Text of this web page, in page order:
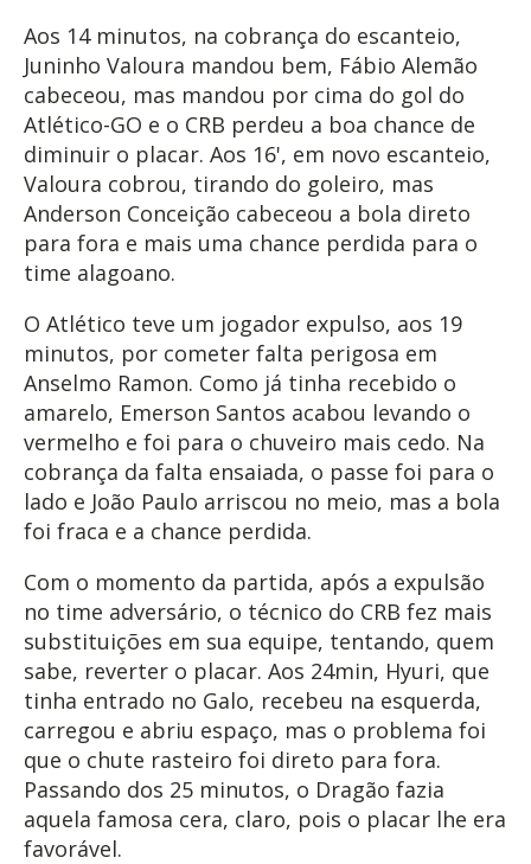
Aos 14 minutos, na cobrança do escanteio,
Juninho Valoura mandou bem, Fábio Alemão
cabeceou, mas mandou por cima do gol do
Atlético-GO e o CRB perdeu a boa chance de
diminuir o placar. Aos 16', em novo escanteio,
Valoura cobrou, tirando do goleiro, mas
Anderson Conceição cabeceou a bola direto
para fora e mais uma chance perdida para o
time alagoano.
O Atlético teve um jogador expulso, aos 19
minutos, por cometer falta perigosa em
Anselmo Ramon. Como já tinha recebido o
amarelo, Emerson Santos acabou levando o
vermelho e foi para o chuveiro mais cedo. Na
cobrança da falta ensaiada, o passe foi para o
lado e João Paulo arriscou no meio, mas a bola
foi fraca e a chance perdida.
Com o momento da partida, após a expulsão
no time adversário, o técnico do CRB fez mais
substituições em sua equipe, tentando, quem
sabe, reverter o placar. Aos 24min, Hyuri, que
tinha entrado no Galo, recebeu na esquerda,
carregou e abriu espaço, mas o problema foi
que o chute rasteiro foi direto para fora.
Passando dos 25 minutos, o Dragão fazia
aquela famosa cera, claro, pois o placar lhe era
favorável.